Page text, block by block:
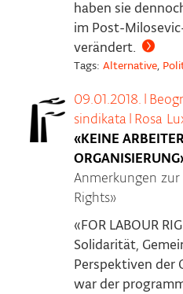
haben sie
im Post-
verändert.
Tags:Alternative,
09.01.2018. |
sindikata | Rosa
«KEINE
Anmerkungen
Rights»
«FOR LABOUR
Solidarität,
Perspektiven der
war der